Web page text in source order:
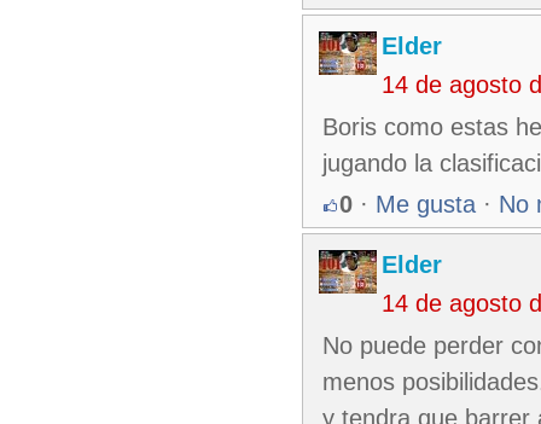
Elder
14 de agosto
Boris como estas
jugando la
0 · Me gusta · No
Elder
14 de agosto
No puede perder
menos
y tendra que barrer